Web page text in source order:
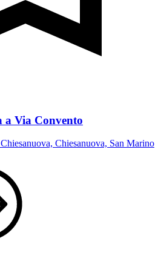
a Via Convento
Chiesanuova, San Marino